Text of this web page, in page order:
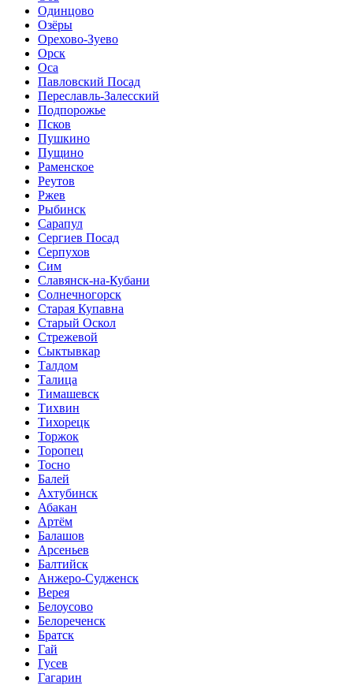
Одинцово
Озёры
Орехово-Зуево
Орск
Оса
Павловский Посад
Переславль-Залесский
Подпорожье
Псков
Пушкино
Пущино
Раменское
Реутов
Ржев
Рыбинск
Сарапул
Сергиев Посад
Серпухов
Сим
Славянск-на-Кубани
Солнечногорск
Старая Купавна
Старый Оскол
Стрежевой
Сыктывкар
Талдом
Талица
Тимашевск
Тихвин
Тихорецк
Торжок
Торопец
Тосно
Балей
Ахтубинск
Абакан
Артём
Балашов
Арсеньев
Балтийск
Анжеро-Судженск
Верея
Белоусово
Белореченск
Братск
Гай
Гусев
Гагарин